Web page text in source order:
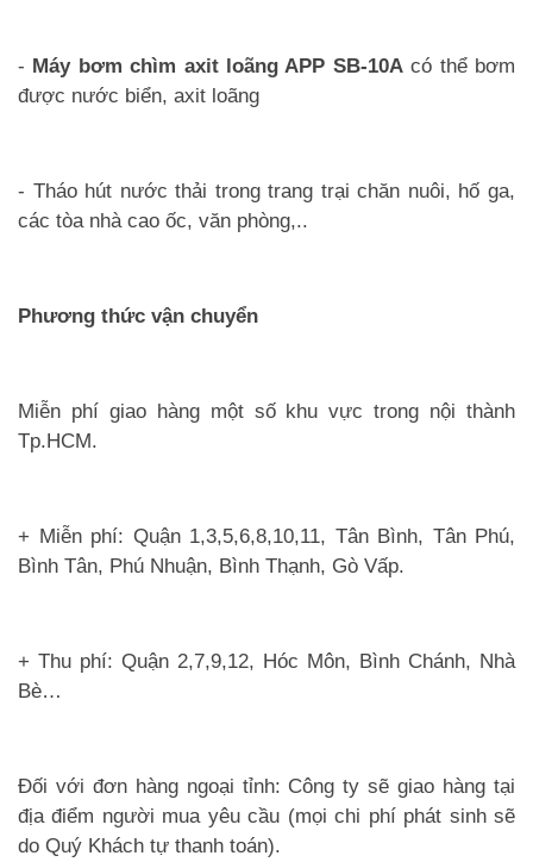
- Máy bơm chìm axit loãng APP SB-10Acó thể bơm
được nước biển, axit loãng
- Tháo hút nước thải trong trang trại chăn nuôi, hố ga,
các tòa nhà cao ốc, văn phòng,..
Phương thức vận chuyển
Miễn phí giao hàng một số khu vực trong nội thành
Tp.HCM.
+ Miễn phí: Quận 1,3,5,6,8,10,11, Tân Bình, Tân Phú,
Bình Tân, Phú Nhuận, Bình Thạnh, Gò Vấp.
+ Thu phí: Quận 2,7,9,12, Hóc Môn, Bình Chánh, Nhà
Bè…
Đối với đơn hàng ngoại tỉnh: Công ty sẽ giao hàng tại
địa điểm người mua yêu cầu (mọi chi phí phát sinh sẽ
do Quý Khách tự thanh toán).